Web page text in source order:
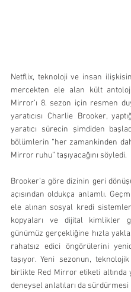
Netflix, teknoloji ve insan
mercekten ele alan kült
Mirror’ı 8. sezon için resmen
yaratıcısı Charlie Brooker,
yaratıcı sürecin şimdiden
bölümlerin “her zamankinden
Mirror ruhu” taşıyacağını söyledi.
Brooker’a göre dizinin geri
açısından oldukça anlamlı.
ele alınan sosyal kredi
kopyaları ve dijital kimlikler
günümüz gerçekliğine hızla
rahatsız edici öngörülerini
taşıyor. Yeni sezonun,
birlikte Red Mirror etiketi altında
deneysel anlatıları da